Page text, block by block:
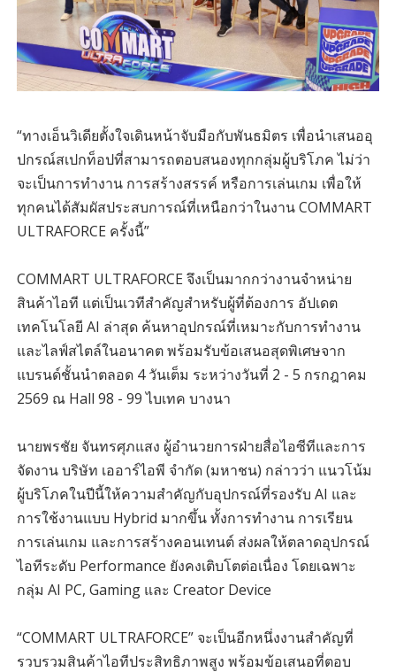
“ทางเอ็นวิเดียตั้งใจเดินหน้าจับมือกับพันธมิตร เพื่อนำเสนออุ
ปกรณ์สเปกท็อปที่สามารถตอบสนองทุกกลุ่มผู้บริโภค ไม่ว่า
จะเป็นการทำงาน การสร้างสรรค์ หรือการเล่นเกม เพื่อให้
ทุกคนได้สัมผัสประสบการณ์ที่เหนือกว่าในงาน COMMART
ULTRAFORCE ครั้งนี้”
COMMART ULTRAFORCE จึงเป็นมากกว่างานจำหน่าย
สินค้าไอที แต่เป็นเวทีสำคัญสำหรับผู้ที่ต้องการ อัปเดต
เทคโนโลยี AI ล่าสุด ค้นหาอุปกรณ์ที่เหมาะกับการทำงาน
และไลฟ์สไตล์ในอนาคต พร้อมรับข้อเสนอสุดพิเศษจาก
แบรนด์ชั้นนำตลอด 4 วันเต็ม ระหว่างวันที่ 2 - 5 กรกฎาคม
2569 ณ Hall 98 - 99 ไบเทค บางนา
นายพรชัย จันทรศุภแสง ผู้อำนวยการฝ่ายสื่อไอซีทีและการ
จัดงาน บริษัท เออาร์ไอพี จำกัด (มหาชน) กล่าวว่า แนวโน้ม
ผู้บริโภคในปีนี้ให้ความสำคัญกับอุปกรณ์ที่รองรับ AI และ
การใช้งานแบบ Hybrid มากขึ้น ทั้งการทำงาน การเรียน
การเล่นเกม และการสร้างคอนเทนต์ ส่งผลให้ตลาดอุปกรณ์
ไอทีระดับ Performance ยังคงเติบโตต่อเนื่อง โดยเฉพาะ
กลุ่ม AI PC, Gaming และ Creator Device
“COMMART ULTRAFORCE” จะเป็นอีกหนึ่งงานสำคัญที่
รวบรวมสินค้าไอทีประสิทธิภาพสูง พร้อมข้อเสนอที่ตอบ